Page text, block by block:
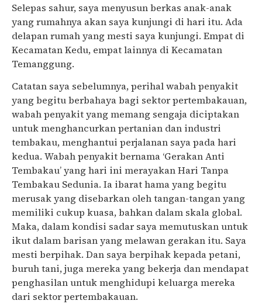
Selepas sahur, saya menyusun berkas anak-anak
yang rumahnya akan saya kunjungi di hari itu. Ada
delapan rumah yang mesti saya kunjungi. Empat di
Kecamatan Kedu, empat lainnya di Kecamatan
Temanggung.
Catatan saya sebelumnya, perihal wabah penyakit
yang begitu berbahaya bagi sektor pertembakauan,
wabah penyakit yang memang sengaja diciptakan
untuk menghancurkan pertanian dan industri
tembakau, menghantui perjalanan saya pada hari
kedua. Wabah penyakit bernama ‘Gerakan Anti
Tembakau’ yang hari ini merayakan Hari Tanpa
Tembakau Sedunia. Ia ibarat hama yang begitu
merusak yang disebarkan oleh tangan-tangan yang
memiliki cukup kuasa, bahkan dalam skala global.
Maka, dalam kondisi sadar saya memutuskan untuk
ikut dalam barisan yang melawan gerakan itu. Saya
mesti berpihak. Dan saya berpihak kepada petani,
buruh tani, juga mereka yang bekerja dan mendapat
penghasilan untuk menghidupi keluarga mereka
dari sektor pertembakauan.